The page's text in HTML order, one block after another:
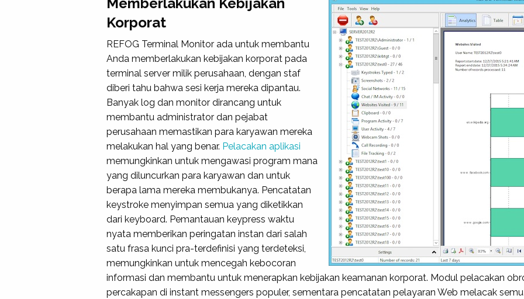
Korporat
REFOG Terminal Monitor ada untuk membantu
Anda memberlakukan kebijakan korporat pada
terminal server milik perusahaan, dengan staf
diberi tahu bahwa sesi kerja mereka dipantau.
Banyak log dan monitor dirancang untuk
membantu administrator dan pejabat
perusahaan memastikan para karyawan mereka
melakukan hal yang benar. Pelacakan aplikasi
memungkinkan untuk mengawasi program mana
yang diluncurkan para karyawan dan untuk
berapa lama mereka membukanya. Pencatatan
keystroke menyimpan semua yang diketikkan
dari keyboard. Pemantauan keypress waktu
nyata memberikan peringatan instan dari salah
satu frasa kunci pra-terdefinisi yang terdeteksi,
memungkinkan untuk mencegah kebocoran
informasi dan membantu untuk menerapkan kebijakan keamanan korporat. Modul pelacakan
percakapan di instant messengers populer, sementara pencatatan pelayaran Web melacak